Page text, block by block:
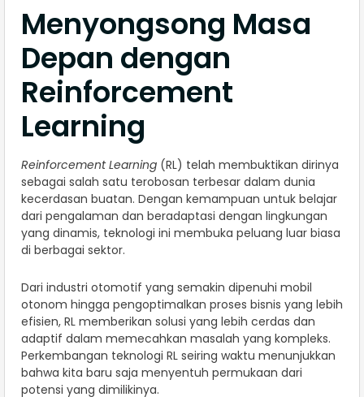
Menyongsong Masa
Depan dengan
Reinforcement
Learning
Reinforcement Learning (RL) telah membuktikan dirinya
sebagai salah satu terobosan terbesar dalam dunia
kecerdasan buatan. Dengan kemampuan untuk belajar
dari pengalaman dan beradaptasi dengan lingkungan
yang dinamis, teknologi ini membuka peluang luar biasa
di berbagai sektor.
Dari industri otomotif yang semakin dipenuhi mobil
otonom hingga pengoptimalkan proses bisnis yang lebih
efisien, RL memberikan solusi yang lebih cerdas dan
adaptif dalam memecahkan masalah yang kompleks.
Perkembangan teknologi RL seiring waktu menunjukkan
bahwa kita baru saja menyentuh permukaan dari
potensi yang dimilikinya.